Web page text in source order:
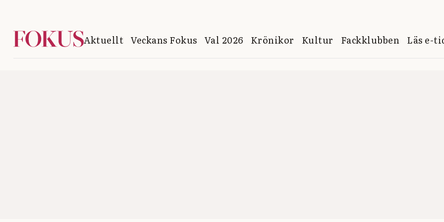
Aktuellt Veckans Fokus Val 2026 Krönikor Kultur Fackklubben Läs e-